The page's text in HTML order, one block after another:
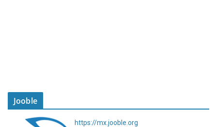
Jooble
https://mx.jooble.org